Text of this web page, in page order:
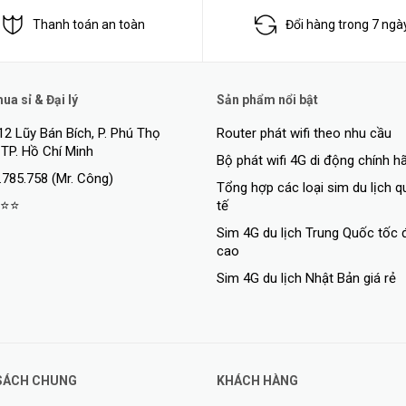
từ bên ngoài là rất quan trọng đối với các doanh nghiệp nhỏ. Đó là lý
lượng truy cập của doanh nghiệp và khách riêng biệt. Cung cấp xác
sẵn sàng cho tương lai này mang lại trải nghiệm mạng không cần
dữ liệu không dây lên đến 1.300 Mbps, với hỗ trợ Multi User MIMO
đến 300 Mbps (Wi-Fi 4). Điểm truy cập mạnh mẽ này được thiết kế để
này )
Thanh toán an toàn Đổi hàng trong 7
sỉ & Đại lý
Lũy Bán Bích, P. Phú Thọ
Hồ Chí Minh
(Mr. Công)
Sản phẩm nổi bật
Router phát wifi theo nhu cầu
Bộ phát wifi 4G di động chính
Tổng hợp các loại sim du lịch
tế
Sim 4G du lịch Trung Quốc tốc
cao
Sim 4G du lịch Nhật Bản giá rẻ
CHUNG KHÁCH HÀNG